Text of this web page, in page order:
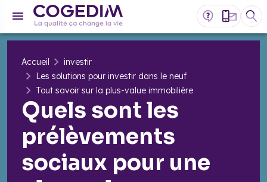
Accueil
investir
Les solutions pour investir dans le neuf
Tout savoir sur la plus-value immobilière
Quels sont les
prélèvements
sociaux pour une